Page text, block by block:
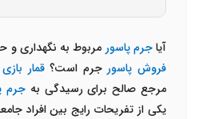
آیاجرم پاسور مربوط به نگهداری و
فروش پاسور جرم است؟قمار
مرجع صالح برای رسیدگی بهجرم
یکی از تفریحات رایج بین افراد